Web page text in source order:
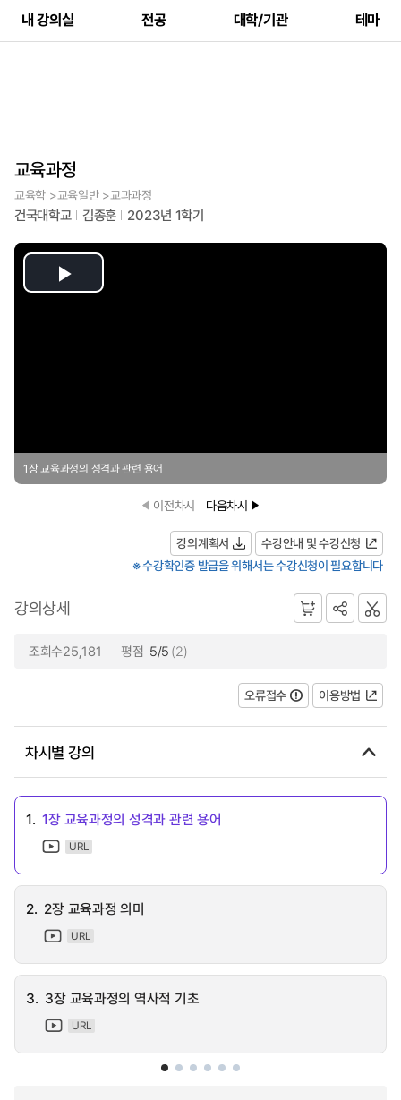
내 강의실 전공 대학/기관 테마
교육과정
교육학 >교육일반 >교과과정
건국대학교 김종훈 2023년 1학기
Play
1장 교육과정의 성격과 관련 용어
이전차시 다음차시
강의계획서
수강안내 및 수강신청
※ 수강확인증 발급을 위해서는 수강신청이 필요합니다
강의상세
조회수25,181 평점 5/5 (2)
오류접수 이용방법
차시별 강의
1. 1장 교육과정의 성격과 관련 용어
URL
2. 2장 교육과정 의미
URL
3. 3장 교육과정의 역사적 기초
URL